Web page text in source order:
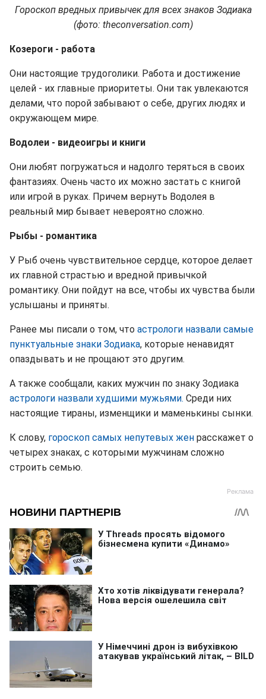
Гороскоп вредных привычек для всех знаков Зодиака
(фото: theconversation.com)
Козероги - работа
Они настоящие трудоголики. Работа и достижение
целей - их главные приоритеты. Они так увлекаются
делами, что порой забывают о себе, других людях и
окружающем мире.
Водолеи - видеоигры и книги
Они любят погружаться и надолго теряться в своих
фантазиях. Очень часто их можно застать с книгой
или игрой в руках. Причем вернуть Водолея в
реальный мир бывает невероятно сложно.
Рыбы - романтика
У Рыб очень чувствительное сердце, которое делает
их главной страстью и вредной привычкой
романтику. Они пойдут на все, чтобы их чувства были
услышаны и приняты.
Ранее мы писали о том, что астрологи назвали самые
пунктуальные знаки Зодиака, которые ненавидят
опаздывать и не прощают это другим.
А также сообщали, каких мужчин по знаку Зодиака
астрологи назвали худшими мужьями. Среди них
настоящие тираны, изменщики и маменькины сынки.
К слову, гороскоп самых непутевых жен расскажет о
четырех знаках, с которыми мужчинам сложно
строить семью.